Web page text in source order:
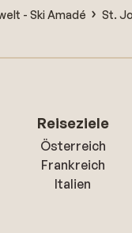
- Ski Amadé
St.
Reiseziele
Österreich
Frankreich
Italien